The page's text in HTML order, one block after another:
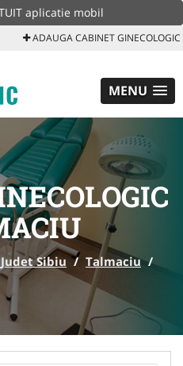
aplicatie mobil
ADAUGA CABINET GINECOLOGIC
MENU
Judet Sibiu / Talmaciu /